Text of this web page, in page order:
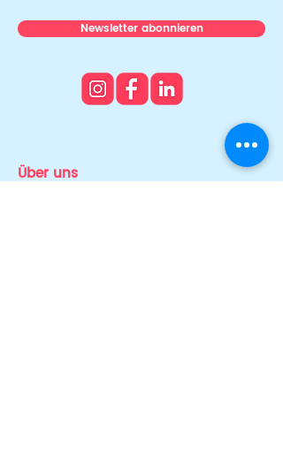
Newsletter abonnieren
Über uns